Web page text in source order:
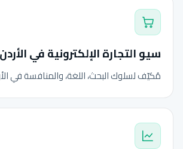
سيو التجارة الإلكترونية في الأردن
مُكيّف لسلوك البحث، اللغة، والمنافسة في